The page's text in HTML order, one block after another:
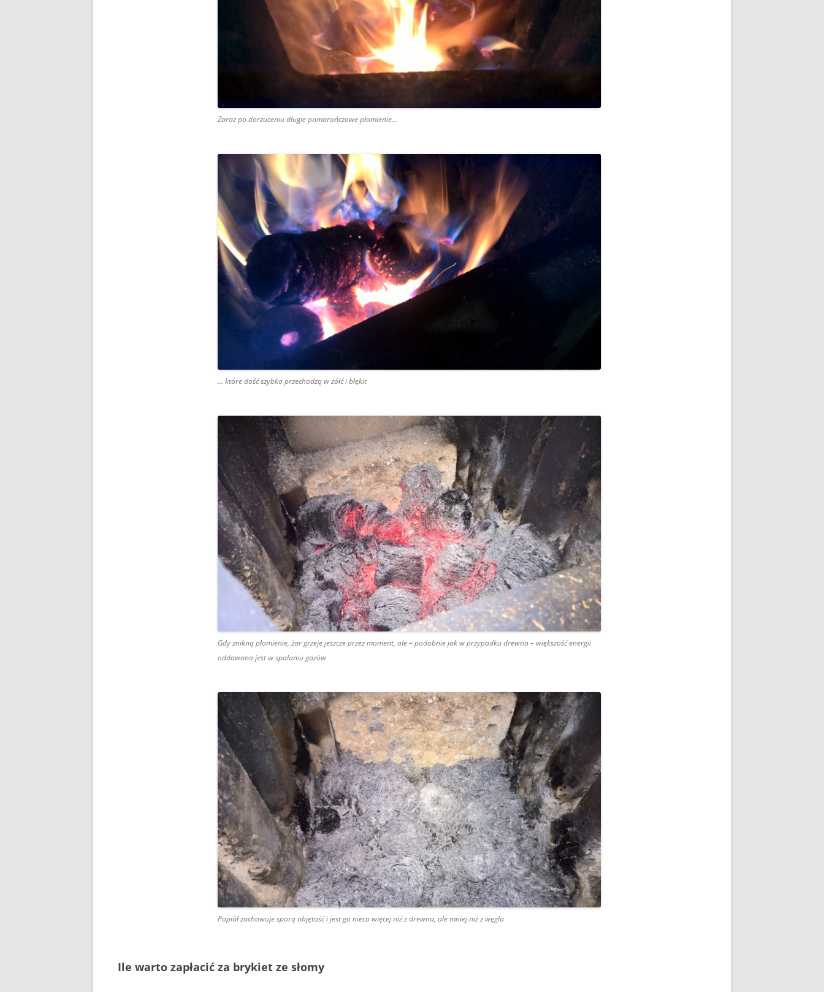
Zaraz po dorzuceniu długie pomarańczowe płomienie…
… które dość szybko przechodzą w żółć i błękit
Gdy znikną płomienie, żar grzeje jeszcze przez moment, ale – podobnie jak w przypadku drewna – większość energii
oddawana jest w spalaniu gazów
Popiół zachowuje sporą objętość i jest go nieco więcej niż z drewna, ale mniej niż z węgla
Ile warto zapłacić za brykiet ze słomy